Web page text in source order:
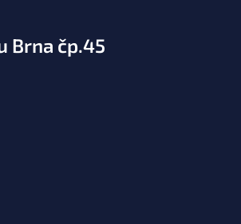
Brna čp.45